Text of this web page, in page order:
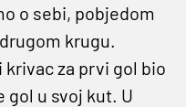
o sebi, pobjedom
krugu.
za prvi gol bio
gol u svoj kut. U